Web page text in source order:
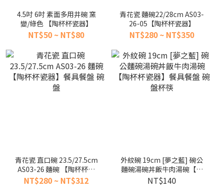
4.5吋 6吋 素面多用井碗 窯
變/綠色 【陶杯杯瓷器】
NT$50 ~ NT$80
青花瓷 麵碗22/28cm AS03-
26-05【陶杯杯瓷器】
NT$280 ~ NT$350
青花瓷 直口碗 23.5/27.5cm
AS03-26 麵碗 【陶杯杯瓷
器】餐具餐盤 碗盤
NT$280 ~ NT$312
外紋碗 19cm [夢之藍] 碗公
麵碗湯碗丼飯牛肉湯碗【陶
杯杯瓷器】餐具餐盤 碗盤杯
筷
NT$140